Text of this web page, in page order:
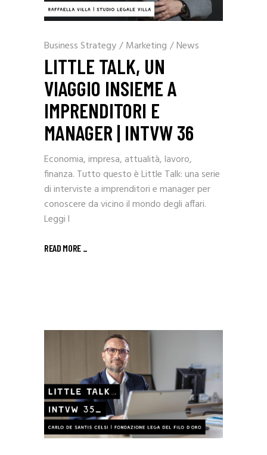
Business Strategy/ Marketing /News
LITTLE TALK, UN
VIAGGIO INSIEME A
IMPRENDITORI E
MANAGER | INTVW 36
Economia, impresa, attualità, lavoro,
finanza. Tutto questo è Little Talk: una serie
di interviste a imprenditori e manager per
conoscere da vicino il mondo degli affari.
Leggi l
READ MORE _